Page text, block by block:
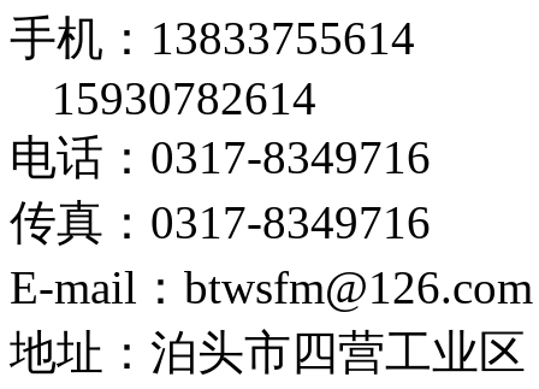
手机：13833755614
15930782614
电话：0317-8349716
传真：0317-8349716
E-mail：btwsfm@126.com
地址：泊头市四营工业区